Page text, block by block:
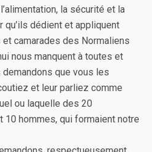
la sécurité et la
qu’ils dédient et appliquent
camarades des Normaliens
nous manquent à toutes et
demandons que vous les
et leur parliez comme
ou laquelle des 20
hommes, qui formaient notre